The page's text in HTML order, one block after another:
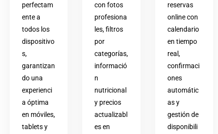
perfectam
ente a
todos los
dispositivo
s,
garantizan
do una
experienci
a óptima
en móviles,
tablets y
con fotos
profesiona
les, filtros
por
categorías,
informació
n
nutricional
y precios
actualizabl
es en
reservas
online con
calendario
en tiempo
real,
confirmaci
ones
automátic
as y
gestión de
disponibili